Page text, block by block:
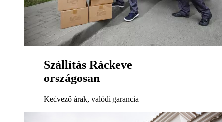
Szállítás Ráckeve
országosan
Kedvező árak, valódi garancia